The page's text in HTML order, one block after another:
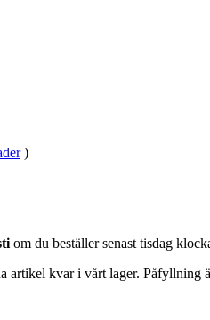
)
om du beställer senast tisdag
artikel kvar i vårt lager. Påfyllning